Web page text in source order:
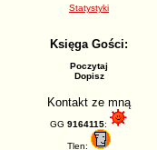
Statystyki
Księga Gości:
Poczytaj
Dopisz
Kontakt ze mną
GG 9164115:
Tlen: